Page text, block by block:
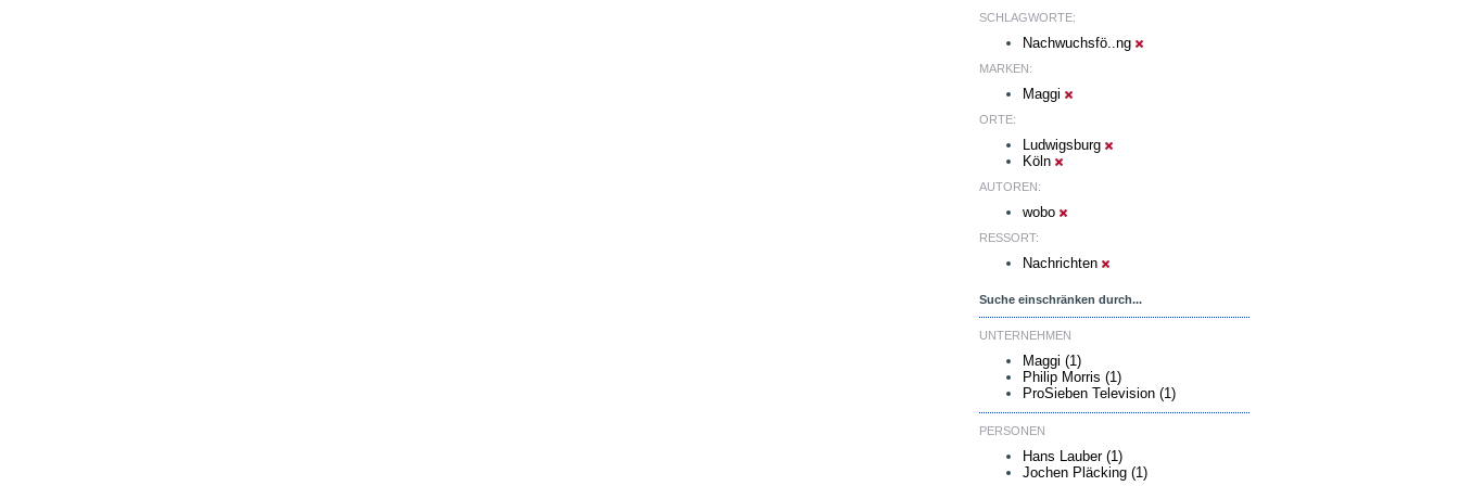
SCHLAGWORTE:
Nachwuchsfö..ng
MARKEN:
Maggi
ORTE:
Ludwigsburg
Köln
AUTOREN:
wobo
RESSORT:
Nachrichten
Suche einschränken durch...
UNTERNEHMEN
Maggi (1)
Philip Morris (1)
ProSieben Television (1)
PERSONEN
Hans Lauber (1)
Jochen Pläcking (1)